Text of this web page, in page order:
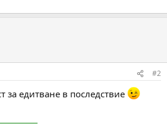
#2
за едитване в последствие